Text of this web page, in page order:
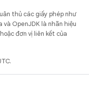
thủ các giấy phép như
và OpenJDK là nhãn hiệu
đơn vị liên kết của